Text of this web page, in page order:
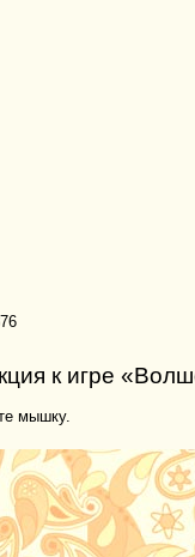
к игре
мышку.